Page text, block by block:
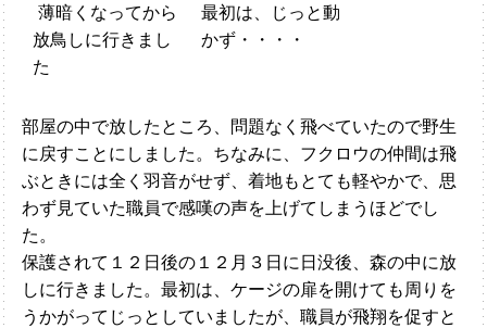
薄暗くなってから
放鳥しに行きまし
た
最初は、じっと動
かず・・・・
部屋の中で放したところ、問題なく飛べていたので野生
に戻すことにしました。ちなみに、フクロウの仲間は飛
ぶときには全く羽音がせず、着地もとても軽やかで、思
わず見ていた職員で感嘆の声を上げてしまうほどでし
た。
保護されて１２日後の１２月３日に日没後、森の中に放
しに行きました。最初は、ケージの扉を開けても周りを
うかがってじっとしていましたが、職員が飛翔を促すと